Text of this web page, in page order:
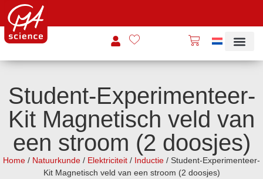
Student-Experimenteer-
Kit Magnetisch veld van
een stroom (2 doosjes)
Home / Natuurkunde / Elektriciteit / Inductie / Student-Experimenteer-
Kit Magnetisch veld van een stroom (2 doosjes)